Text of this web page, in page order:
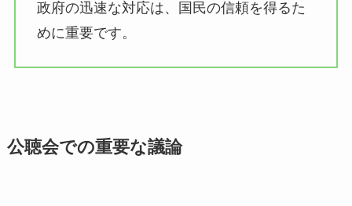
政府の迅速な対応は、国民の信頼を得るた
めに重要です。
公聴会での重要な議論